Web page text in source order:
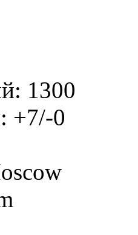
1300
+7/-0